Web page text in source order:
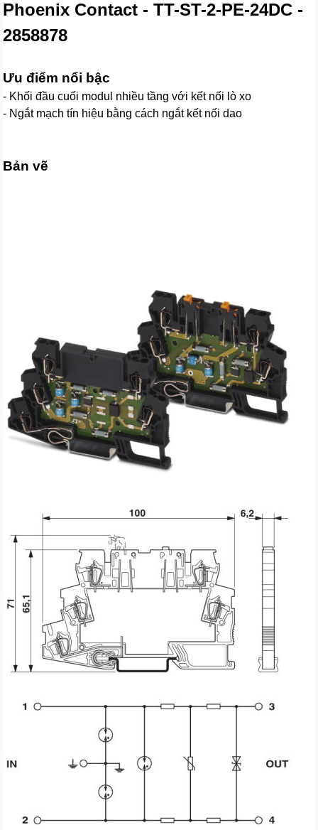
Phoenix Contact - TT-ST-2-PE-24DC -
2858878
Ưu điểm nổi bậc
- Khối đầu cuối modul nhiều tầng với kết nối lò xo
- Ngắt mạch tín hiệu bằng cách ngắt kết nối dao
Bản vẽ